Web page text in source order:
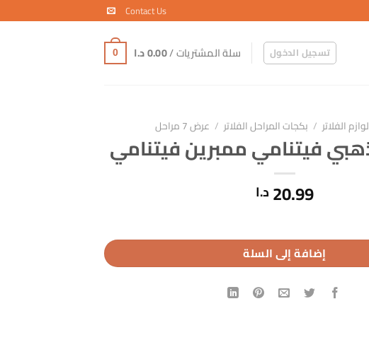
Contact Us
تسجيل الدخول سلة المشتريات /0.00د.ا 0
لوازم الفلاتر / بكجات المراحل الفلاتر / عرض 7 مراحل
20.99 د.ا
إضافة إلى السلة